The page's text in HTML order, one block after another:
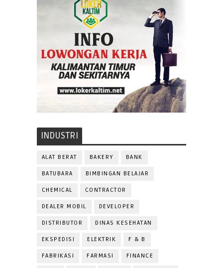
INDUSTRI
ALAT BERAT BAKERY BANK
BATUBARA BIMBINGAN BELAJAR
CHEMICAL CONTRACTOR
DEALER MOBIL DEVELOPER
DISTRIBUTOR DINAS KESEHATAN
EKSPEDISI ELEKTRIK F & B
FABRIKASI FARMASI FINANCE